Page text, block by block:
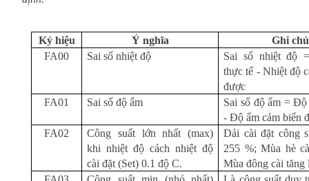
Ký hiệu Ý nghĩa
Ghi chú
FA00
Sai số nhiệt độ
Sai số nhiệt độ
thực tế - Nhiệt độ
được
FA01
Sai số độ ẩm
Sai số độ ẩm =
- Độ ẩm cảm biến
FA02
Công suất lớn nhất (max)
khi nhiệt độ cách nhiệt độ
cài đặt (Set) 0.1 độ C.
Dải cài đặt công
255 %; Mùa hè
Mùa đông cài tăng